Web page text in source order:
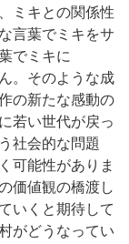
ミキとの関係性
言葉でミキをサ
でミキに
。そのような成
の新たな感動の
若い世代が戻っ
社会的な問題
可能性がありま
価値観の橋渡し
いくと期待して
がどうなってい